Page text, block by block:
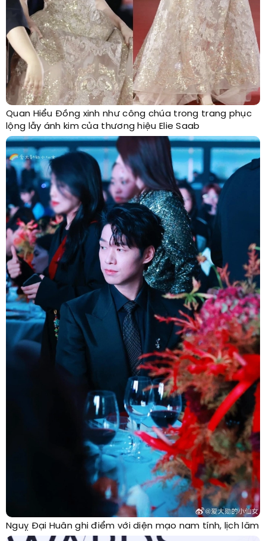
Quan Hiểu Đồng xinh như công chúa trong trang phục
lộng lẫy ánh kim của thương hiệu Elie Saab
Nguỵ Đại Huân ghi điểm với diện mạo nam tính, lịch lãm